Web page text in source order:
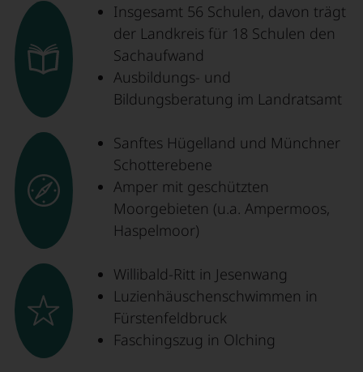
Insgesamt 56 Schulen, davon trägt
der Landkreis für 18 Schulen den
Sachaufwand
Ausbildungs- und
Bildungsberatung im Landratsamt
Sanftes Hügelland und Münchner
Schotterebene
Amper mit geschützten
Moorgebieten (u.a. Ampermoos,
Haspelmoor)
Willibald-Ritt in Jesenwang
Luzienhäuschenschwimmen in
Fürstenfeldbruck
Faschingszug in Olching